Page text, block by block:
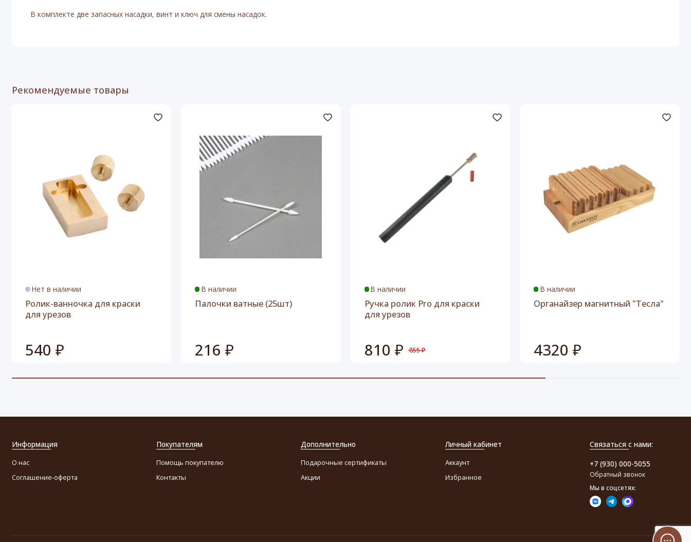
В комплекте две запасных насадки, винт и ключ для смены насадок.
Рекомендуемые товары
Нет в наличии
Ролик-ванночка для краски
для урезов
540 ₽
В наличии
Палочки ватные (25шт)
216 ₽
В наличии
Ручка ролик Pro для краски
для урезов
810 ₽ 855 ₽
В наличии
Органайзер магнитный "Тесла"
4320 ₽
Информация
О нас
Соглашение-оферта
Покупателям
Помощь покупателю
Контакты
Дополнительно
Подарочные сертификаты
Акции
Личный кабинет
Аккаунт
Избранное
Связаться с нами:
+7 (930) 000-5055
Обратный звонок
Мы в соцсетях: